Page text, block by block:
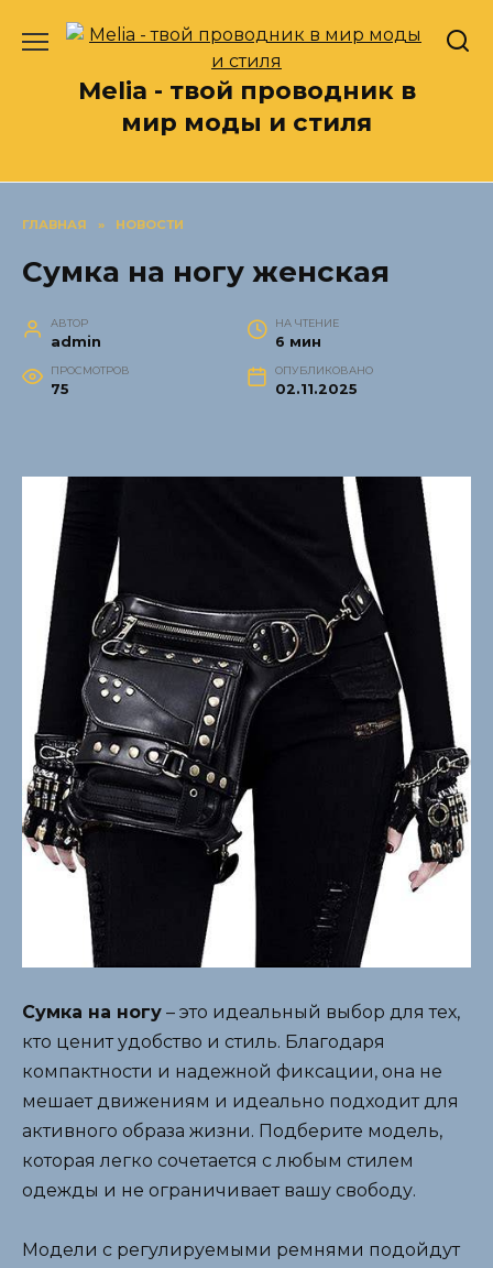
Melia - твой проводник в
мир моды и стиля
ГЛАВНАЯ » НОВОСТИ
Сумка на ногу женская
АВТОР
admin
НА ЧТЕНИЕ
6 мин
ПРОСМОТРОВ
75
ОПУБЛИКОВАНО
02.11.2025
Сумка на ногу – это идеальный выбор для тех,
кто ценит удобство и стиль. Благодаря
компактности и надежной фиксации, она не
мешает движениям и идеально подходит для
активного образа жизни. Подберите модель,
которая легко сочетается с любым стилем
одежды и не ограничивает вашу свободу.
Модели с регулируемыми ремнями подойдут